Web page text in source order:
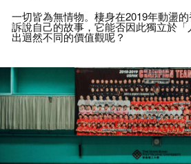
一切皆為無情物。 棲身在2019年動盪
訴說自己的故事， 它能否因此獨立於「
出迴然不同的價值觀呢？